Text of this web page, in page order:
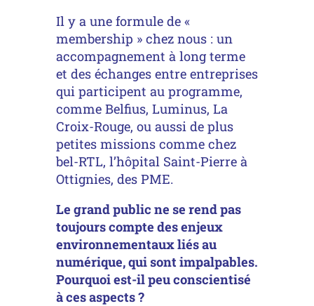
Il y a une formule de «
membership » chez nous : un
accompagnement à long terme
et des échanges entre entreprises
qui participent au programme,
comme Belfius, Luminus, La
Croix-Rouge, ou aussi de plus
petites missions comme chez
bel-RTL, l’hôpital Saint-Pierre à
Ottignies, des PME.
Le grand public ne se rend pas
toujours compte des enjeux
environnementaux liés au
numérique, qui sont impalpables.
Pourquoi est-il peu conscientisé
à ces aspects ?